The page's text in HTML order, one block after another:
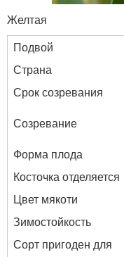
Желтая
Подвой
Страна
Срок созревания
Созревание
Форма плода
Косточка отделяется
Цвет мякоти
Зимостойкость
Сорт пригоден для